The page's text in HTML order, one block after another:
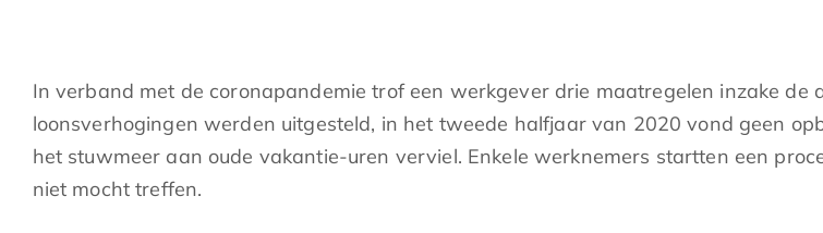
In verband met de coronapandemie trof een werkgever drie maatregelen inzake
loonsverhogingen werden uitgesteld, in het tweede halfjaar van 2020 vond geen
het stuwmeer aan oude vakantie-uren verviel. Enkele werknemers startten een
niet mocht treffen.